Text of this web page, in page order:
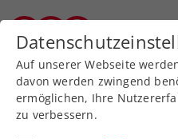
Zurück zur
Turniere
Auf unserer Webseite
davon werden zwingend
ermöglichen, Ihre
zu verbessern.